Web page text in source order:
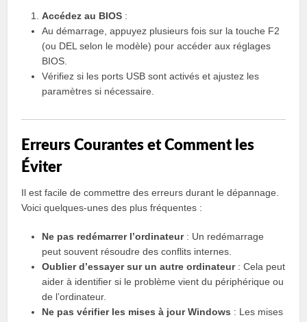
Accédez au BIOS :
Au démarrage, appuyez plusieurs fois sur la touche F2
(ou DEL selon le modèle) pour accéder aux réglages
BIOS.
Vérifiez si les ports USB sont activés et ajustez les
paramètres si nécessaire.
Erreurs Courantes et Comment les
Éviter
Il est facile de commettre des erreurs durant le dépannage.
Voici quelques-unes des plus fréquentes :
Ne pas redémarrer l’ordinateur: Un redémarrage
peut souvent résoudre des conflits internes.
Oublier d’essayer sur un autre ordinateur: Cela peut
aider à identifier si le problème vient du périphérique ou
de l’ordinateur.
Ne pas vérifier les mises à jour Windows : Les mises